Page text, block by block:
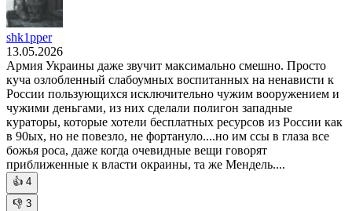
shk1pper
13.05.2026
Армия Украины даже звучит максимально смешно. Просто
куча озлобленный слабоумных воспитанных на ненависти к
России пользующихся исключительно чужим вооружением и
чужими деньгами, из них сделали полигон западные
кураторы, которые хотели бесплатных ресурсов из России как
в 90ых, но не повезло, не фортануло....но им ссы в глаза все
божья роса, даже когда очевидные вещи говорят
приближенные к власти окраины, та же Мендель....
👍 4
👎 3